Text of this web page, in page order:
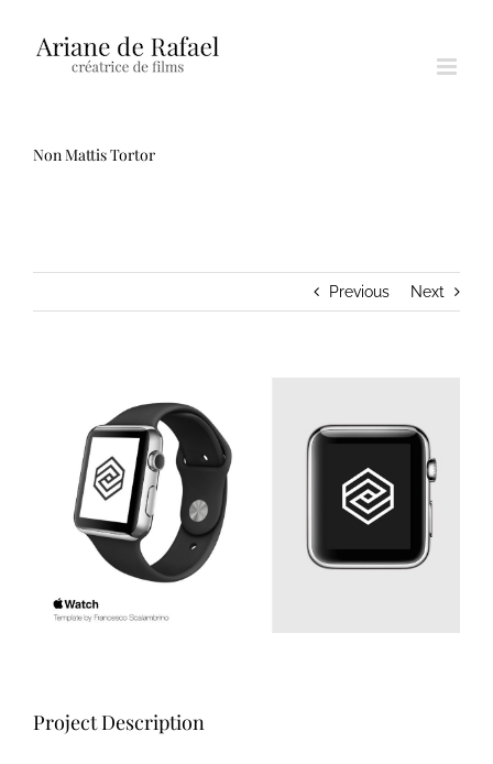
Non Mattis Tortor
Previous Next
Project Description